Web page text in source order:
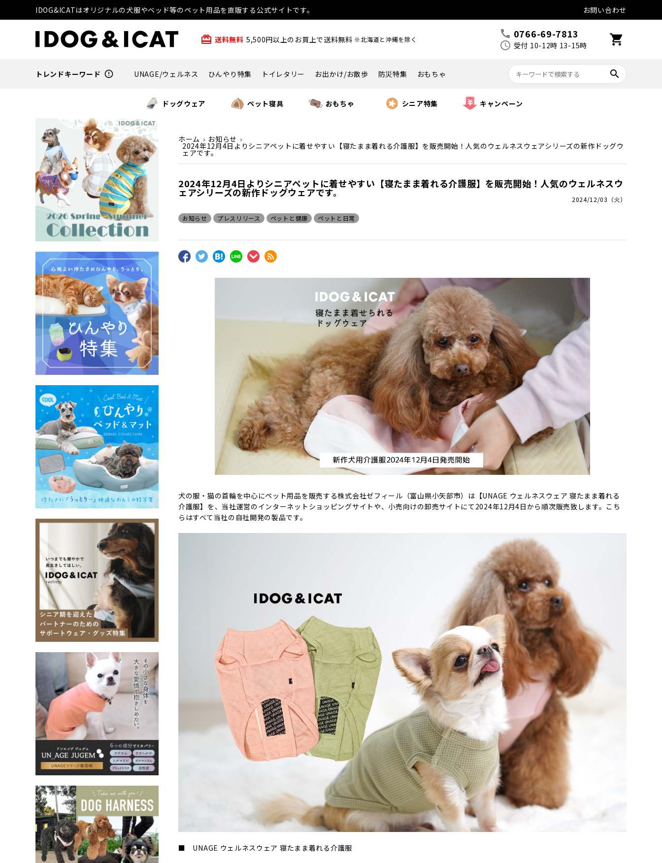
IDOG&ICATはオリジナルの犬服やベッド等のペット用品を直販する公式サイトです。 お問い合わせ
card_giftcard 送料無料 5,500円以上のお買上で送料無料 ※北海道と沖縄を除く call 0766-69-7813
schedule 受付 10-12時 13-15時 shopping_cart
トレンドキーワード error_outline UNAGE/ウェルネス ひんやり特集 トイレタリー お出かけ/お散歩 防災特集 おもちゃ search
ドッグウェア ペット寝具 おもちゃ シニア特集 キャンペーン
ホーム お知らせ
2024年12月4日よりシニアペットに着せやすい【寝たまま着れる介護服】を販売開始！人気のウェルネスウェアシリーズの新作ドッグウ
ェアです。
2024年12月4日よりシニアペットに着せやすい【寝たまま着れる介護服】を販売開始！人気のウェルネスウ
ェアシリーズの新作ドッグウェアです。
2024/12/03（火）
お知らせ プレスリリース ペットと健康 ペットと日常
犬の服・猫の首輪を中心にペット用品を販売する株式会社ゼフィール（富山県小矢部市）は【UNAGE ウェルネスウェア 寝たまま着れる
介護服】を、当社運営のインターネットショッピングサイトや、小売向けの卸売サイトにて2024年12月4日から順次販売致します。こち
らはすべて当社の自社開発の製品です。
■ UNAGE ウェルネスウェア 寝たまま着れる介護服